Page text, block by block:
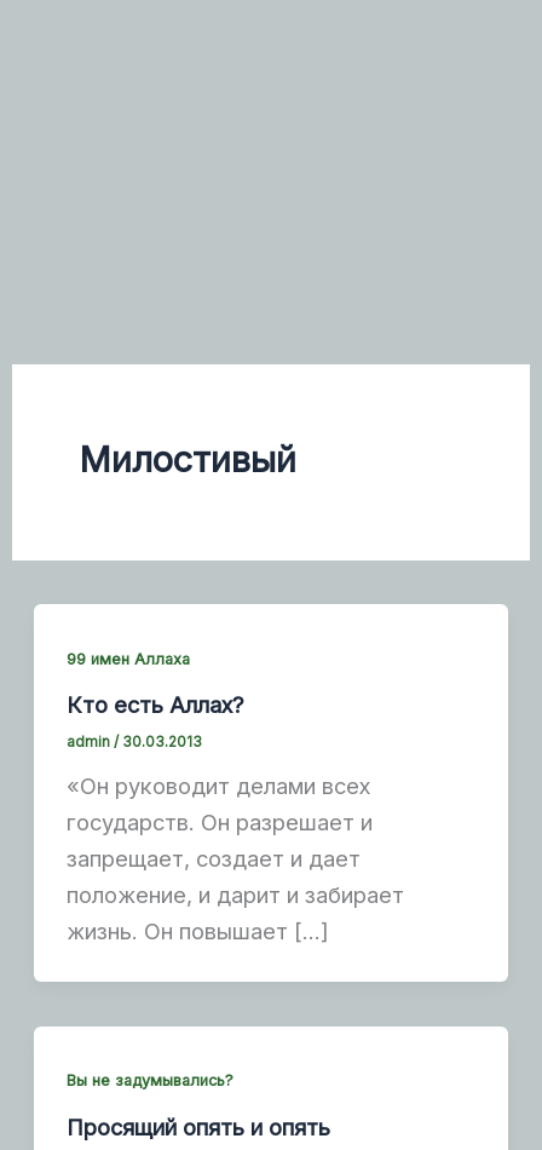
Милостивый
99 имен Аллаха
Кто есть Аллах?
admin/ 30.03.2013
«Он руководит делами всех
государств. Он разрешает и
запрещает, создает и дает
положение, и дарит и забирает
жизнь. Он повышает […]
Вы не задумывались?
Просящий опять и опять